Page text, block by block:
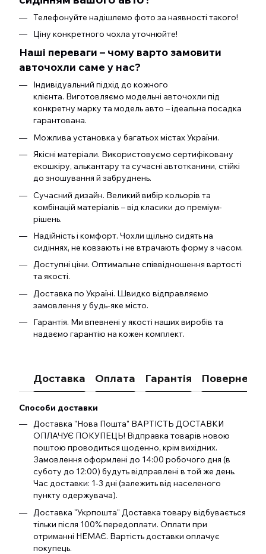
Телефонуйте надішлемо фото за наявності такого!
Ціну конкретного чохла уточнюйте!
Наші переваги – чому варто замовити
авточохли саме у нас?
Індивідуальний підхід до кожного
клієнта. Виготовляємо модельні авточохли під
конкретну марку та модель авто – ідеальна посадка
гарантована.
Можлива установка у багатьох містах України.
Якісні матеріали. Використовуємо сертифіковану
екошкіру, алькантару та сучасні автотканини, стійкі
до зношування й забруднень.
Сучасний дизайн. Великий вибір кольорів та
комбінацій матеріалів – від класики до преміум-
рішень.
Надійність і комфорт. Чохли щільно сидять на
сидіннях, не ковзають і не втрачають форму з часом.
Доступні ціни. Оптимальне співвідношення вартості
та якості.
Доставка по Україні. Швидко відправляємо
замовлення у будь-яке місто.
Гарантія. Ми впевнені у якості наших виробів та
надаємо гарантію на кожен комплект.
Доставка Оплата Гарантія
Способи доставки
Доставка "Нова Пошта" ВАРТІСТЬ ДОСТАВКИ
ОПЛАЧУЄ ПОКУПЕЦЬ! Відправка товарів новою
поштою проводиться щоденно, крім вихідних.
Замовлення оформлені до 14:00 робочого дня (в
суботу до 12:00) будуть відправлені в той же день.
Час доставки: 1-3 дні (залежить від населеного
пункту одержувача).
Доставка "Укрпошта" Доставка товару відбувається
тільки після 100% передоплати. Оплати при
отриманні НЕМАЄ. Вартість доставки оплачує
покупець.